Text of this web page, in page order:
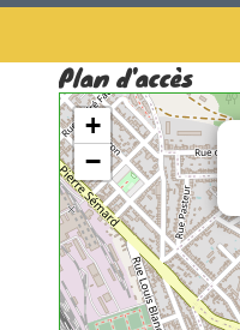
Plan d'accès
+
−